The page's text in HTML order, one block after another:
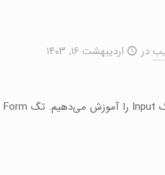
در اردیبهشت ۱۶, ۱۴۰۳